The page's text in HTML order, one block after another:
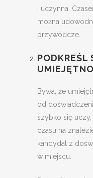
i uczynna.
można
przywódcze.
PODKREŚL
Bywa, że
od
szybko się
czasu na
kandydat z
w miejscu.